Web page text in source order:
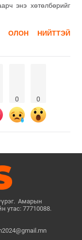
энэ хөтөлбөрийг
ОЛОН НИЙТТЭЙ
0 0
Амарын
утас: 77710088.